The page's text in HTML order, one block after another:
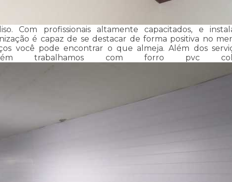
Com profissionais altamente capacitados, e
é capaz de se destacar de forma positiva no
você pode encontrar o que almeja. Além dos
trabalhamos com forro pvc